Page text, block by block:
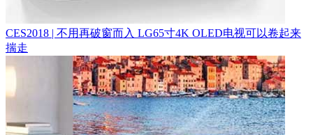
CES2018 | 不用再破窗而入 LG65寸4K OLED电视可以卷起来
揣走